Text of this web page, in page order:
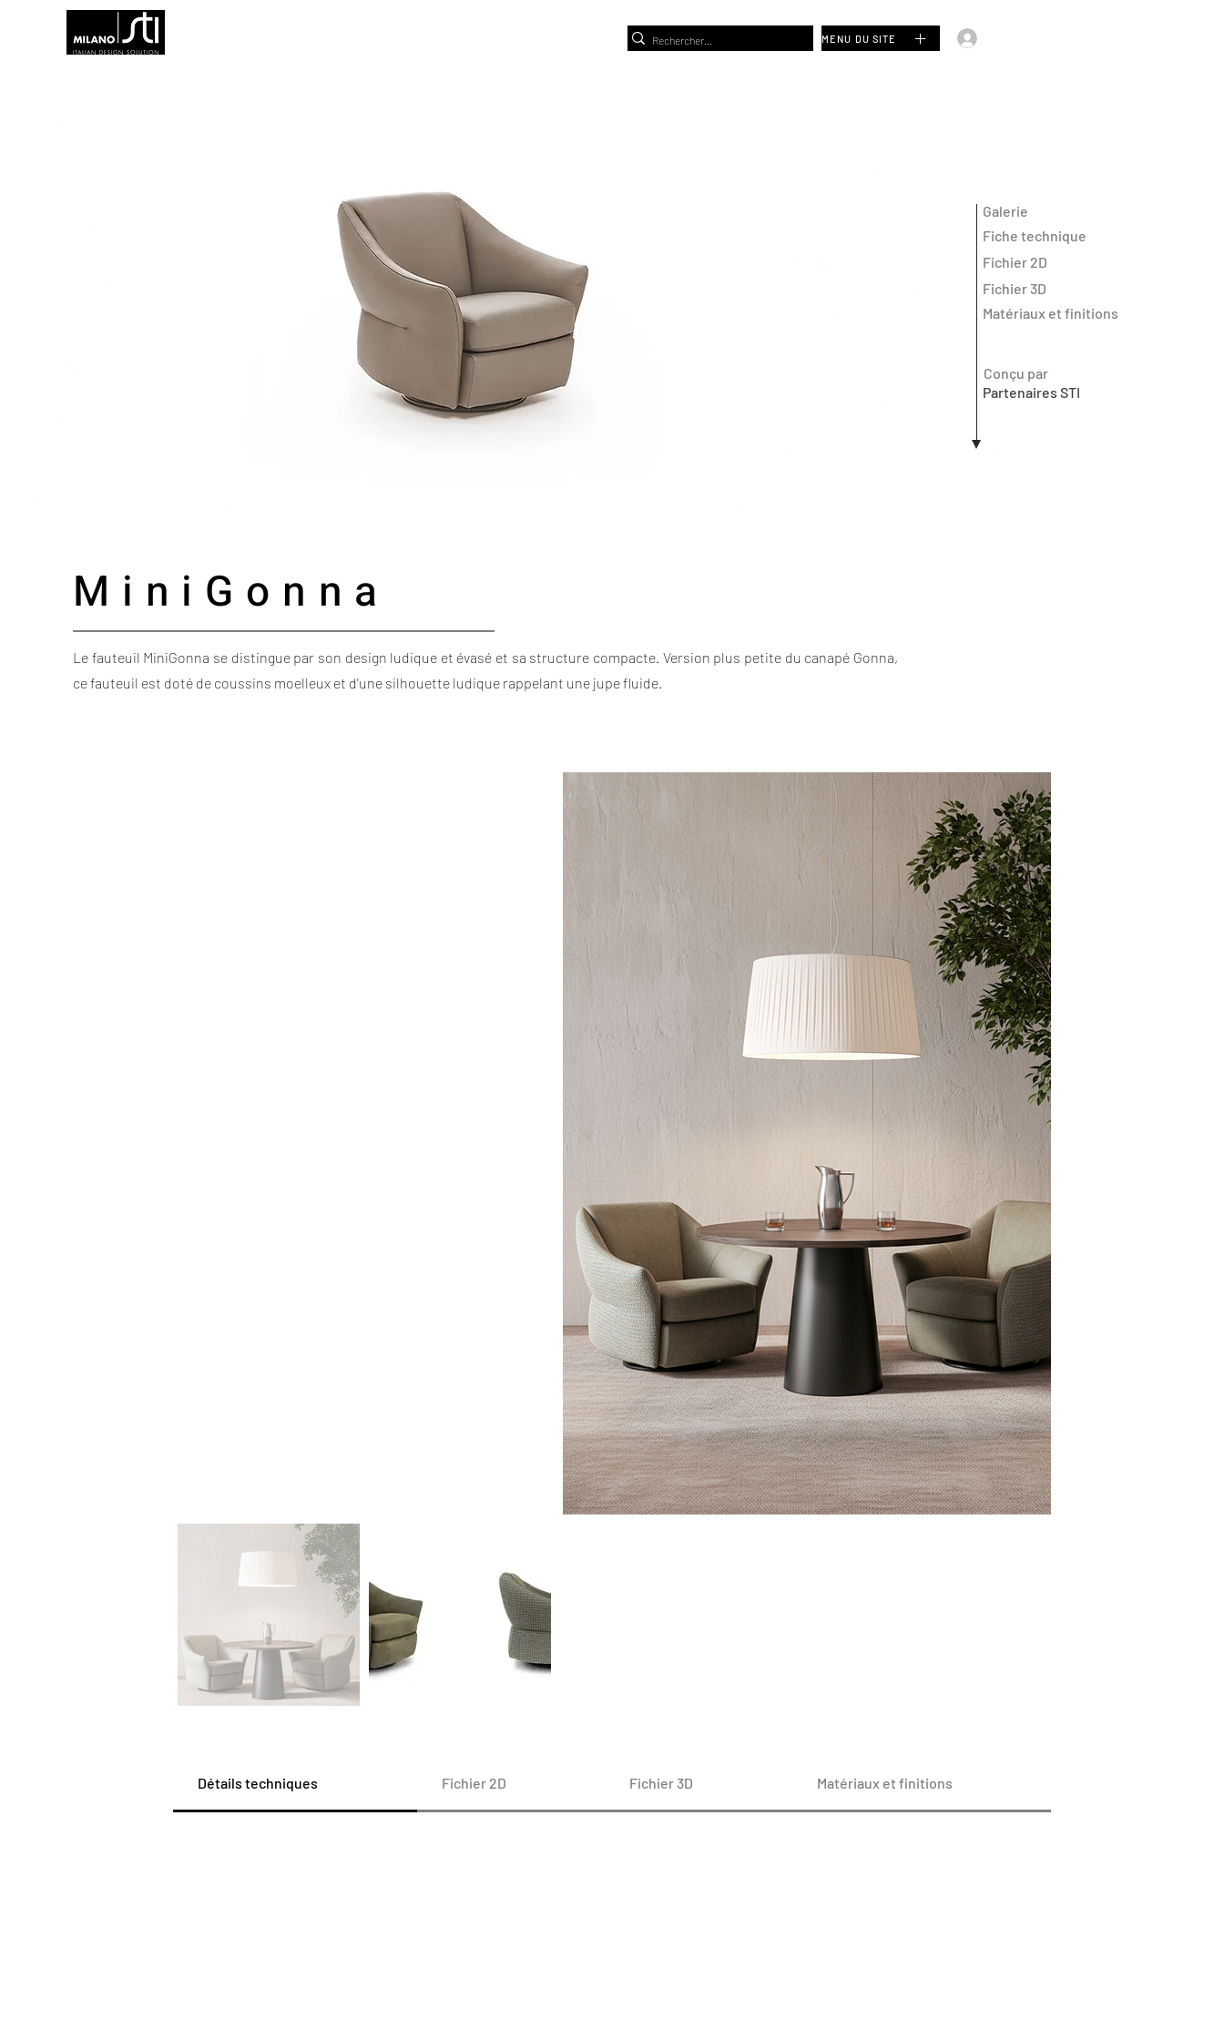
MENU DU SITE
Galerie
Fiche technique
Fichier 2D
Fichier 3D
Matériaux et finitions
Conçu par
Partenaires STI
MiniGonna
Le fauteuil MiniGonna se distingue par son design ludique et évasé et sa structure compacte. Version plus petite du canapé Gonna,
ce fauteuil est doté de coussins moelleux et d'une silhouette ludique rappelant une jupe fluide.
Détails techniques Fichier 2D Fichier 3D Matériaux et finitions